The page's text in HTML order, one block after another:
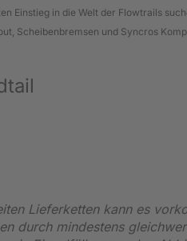
Einstieg in die Welt der Flowtrails
Scheibenbremsen und Syncros
Lieferketten kann es
durch mindestens